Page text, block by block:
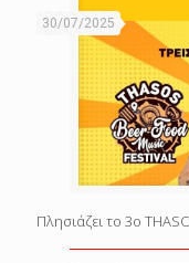
30/07/2025
Πλησιάζει το 3o